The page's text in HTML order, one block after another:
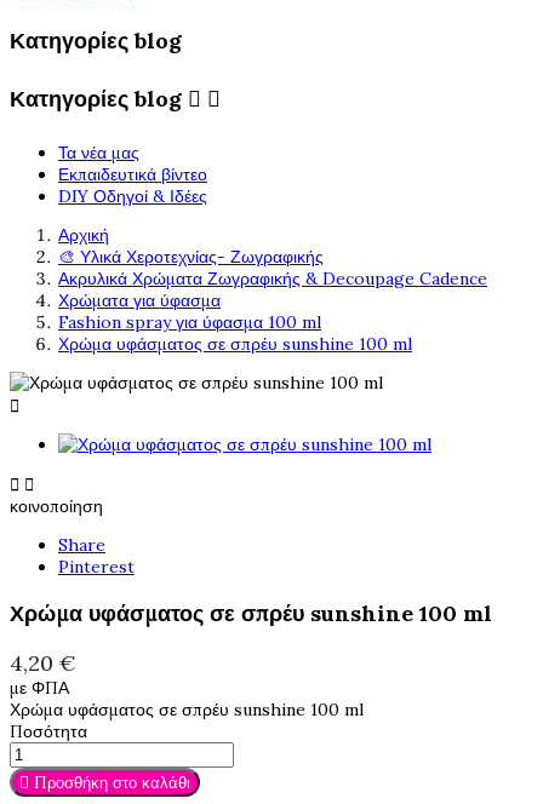
Κατηγορίες blog
Κατηγορίες blog  
Τα νέα μας
Εκπαιδευτικά βίντεο
DIY Οδηγοί & Ιδέες
Αρχική
🎨 Υλικά Χεροτεχνίας- Ζωγραφικής
Ακρυλικά Χρώματα Ζωγραφικής & Decoupage Cadence
Χρώματα για ύφασμα
Fashion spray για ύφασμα 100 ml
Χρώμα υφάσματος σε σπρέυ sunshine 100 ml

 
κοινοποίηση
Share
Pinterest
Χρώμα υφάσματος σε σπρέυ sunshine 100 ml
4,20 €
με ΦΠΑ
Χρώμα υφάσματος σε σπρέυ sunshine 100 ml
Ποσότητα
 Προσθήκη στο καλάθι